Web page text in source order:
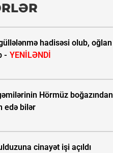
hadisəsi olub, oğlan
- YENİLƏNDİ
Hörmüz boğazından
edə bilər
cinayət işi açıldı